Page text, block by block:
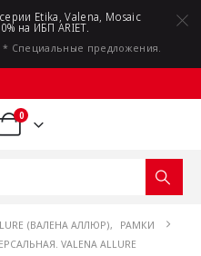
Etika, Valena, Mosaic
на ИБП ARIET.
* Специальные предложения.
0
(ВАЛЕНА АЛЛЮР),
РАМКИ
VALENA ALLURE